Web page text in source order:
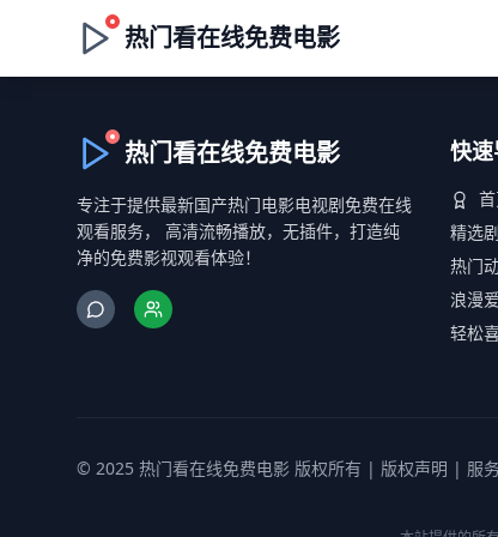
热门看在线免费电影
热门看在线免费电影
专注于提供最新国产热门电影电视剧免费在线
观看服务， 高清流畅播放，无插件，打造纯
净的免费影视观看体验！
快
精选
热门
浪漫
轻松
© 2025 热门看在线免费电影 版权所有 | 版权声明 | 服